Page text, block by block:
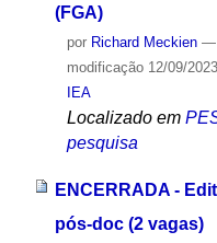
(FGA)
por Richard Meckien —
modificação12/09/
IEA
Localizado em
pesquisa
ENCERRADA -
pós-doc (2 vagas)